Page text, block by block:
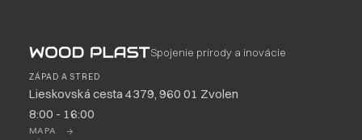
Spojenie prírody a inovácie
ZÁPAD A STRED
Lieskovská cesta 4379, 960 01 Zvolen
8:00 - 16:00
MAPA